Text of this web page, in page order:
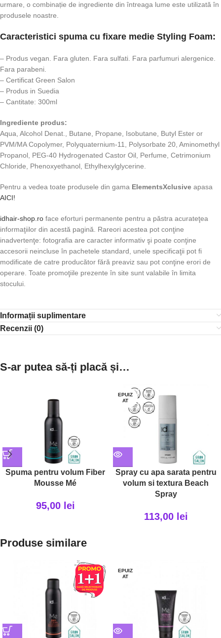
urmare, o combinație de ingrediente din întreaga lume este utilizată în
produsele noastre.
Caracteristici spuma cu fixare medie Styling Foam:
– Produs vegan. Fara gluten. Fara sulfati. Fara parfumuri alergenice.
Fara parabeni.
– Certificat Green Salon
– Produs in Suedia
– Cantitate: 300ml
Ingrediente produs:
Aqua, Alcohol Denat., Butane, Propane, Isobutane, Butyl Ester or
PVM/MA Copolymer, Polyquaternium-11, Polysorbate 20, Aminomethyl
Propanol, PEG-40 Hydrogenated Castor Oil, Perfume, Cetrimonium
Chloride, Phenoxyethanol, Ethylhexylglycerine.
Pentru a vedea toate produsele din gama ElementsXclusive apasa
AICI!
idhair-shop.ro face eforturi permanente pentru a păstra acurateţea
informaţiilor din acestă pagină. Rareori acestea pot conţine
inadvertenţe: fotografia are caracter informativ şi poate conţine
accesorii neincluse în pachetele standard, unele specificaţii pot fi
modificate de catre producător fără preaviz sau pot conţine erori de
operare. Toate promoţiile prezente în site sunt valabile în limita
stocului.
Informații suplimentare
Recenzii (0)
S-ar putea să-ți placă și…
Spuma pentru volum Fiber
Mousse Mé
95,00 lei
EPUIZ
AT
Spray cu apa sarata pentru
volum si textura Beach
Spray
113,00 lei
Produse similare
EPUIZ
AT